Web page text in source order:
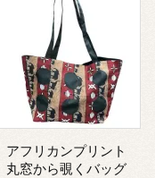
アフリカンプリント
丸窓から覗くバッグ